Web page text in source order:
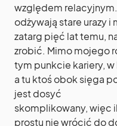
względem
odżywają stare urazy i
zatarg pięć lat temu,
zrobić. Mimo mojego
tym punkcie kariery, w
a tu ktoś obok sięga
jest dosyć
skomplikowany, więc
prostu nie wrócić do